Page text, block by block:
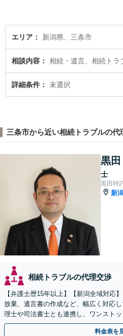
エリア 新潟県、三条市
相談内容 相続・遺言、相続トラ
詳細条件 未選択
三条市から近い相続トラブルの代
黒田
士
黒田特
新
相続トラブルの代理交渉
【弁護士歴15年以上】【新潟全域対応
放棄、遺言書の作成など、幅広く対応
理士や司法書士とも連携し、ワンストッ
を防ぐためにもぜひご相談ください。
料金表を